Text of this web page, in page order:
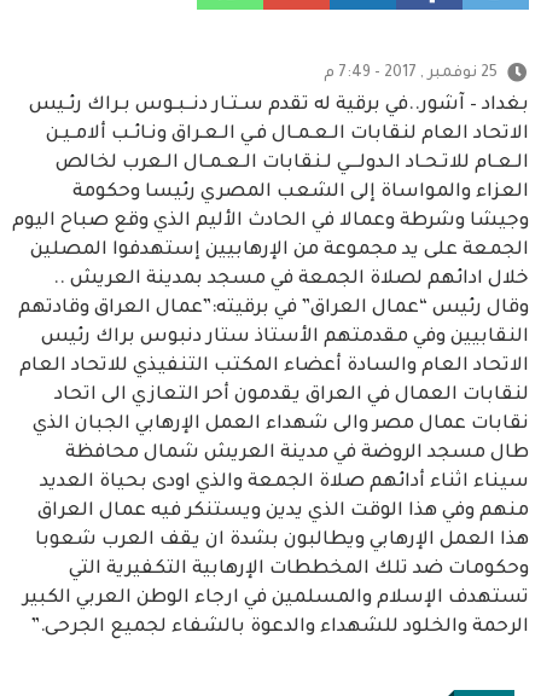
25 نوفمبر , 2017 - 7:49 م
بغداد – آشور..في برقية له تقدم سـتـار دنــبـوس بـراك رئـيس
الاتحاد العام لنقابات الـعـمـال فـي الـعـراق ونـائـب ألامـيـن
الـعـام للاتـحـاد الـدولـــي لـنقابات الـعـمـال الـعرب لخالص
العزاء والمواساة إلى الشعب المصري رئيسا وحكومة
وجيشا وشرطة وعمالا في الحادث الأليم الذي وقع صباح اليوم
الجمعة على يد مجموعة من الإرهابيين إستهدفوا المصلين
خلال ادائهم لصلاة الجمعة في مسجد بمدينة العريش ..
وقال رئيس “عمال العراق” في برقيته:”عمال العراق وقادتهم
النقابيين وفي مقدمتهم الأستاذ ستار دنبوس براك رئيس
الاتحاد العام والسادة أعضاء المكتب التنفيذي للاتحاد العام
لنقابات العمال في العراق يقدمون أحر التعازي الى اتحاد
نقابات عمال مصر والى شهداء العمل الإرهابي الجبان الذي
طال مسجد الروضة في مدينة العريش شمال محافظة
سيناء اثناء أدائهم صلاة الجمعة والذي اودى بحياة العديد
منهم وفي هذا الوقت الذي يدين ويستنكر فيه عمال العراق
هذا العمل الإرهابي ويطالبون بشدة ان يقف العرب شعوبا
وحكومات ضد تلك المخططات الإرهابية التكفيرية التي
تستهدف الإسلام والمسلمين في ارجاء الوطن العربي الكبير
الرحمة والخلود للشهداء والدعوة بالشفاء لجميع الجرحى.”